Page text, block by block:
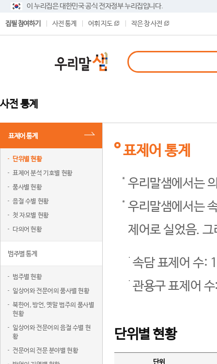
이 누리집은 대한민국 공식 전자정부 누리집입니다.
집필 참여하기 사전 통계 어휘 지도 작은 창 사전
사전 통계
표제어 통계
단위별 현황
표제어 분석 기호별 현황
품사별 현황
음절 수별 현황
첫 자모별 현황
다의어 현황
범주별 통계
범주별 현황
일상어와 전문어의 품사별 현황
북한어, 방언, 옛말 범주의 품사별
현황
일상어와 전문어의 음절 수별 현
황
전문어의 전문 분야별 현황
표제어 통계
우리말샘에서는
우리말샘에서는
제어로 실었음.
속담 표제어 수:
관용구 표제어
단위별 현황
단위